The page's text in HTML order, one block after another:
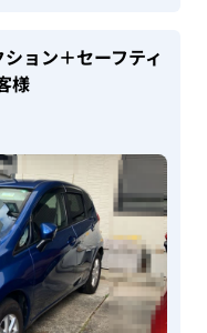
ョン＋セーフティ
様